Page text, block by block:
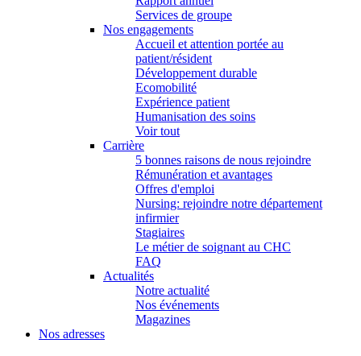
Services de groupe
Nos engagements
Accueil et attention portée au
patient/résident
Développement durable
Ecomobilité
Expérience patient
Humanisation des soins
Voir tout
Carrière
5 bonnes raisons de nous rejoindre
Rémunération et avantages
Offres d'emploi
Nursing: rejoindre notre département
infirmier
Stagiaires
Le métier de soignant au CHC
FAQ
Actualités
Notre actualité
Nos événements
Magazines
Nos adresses